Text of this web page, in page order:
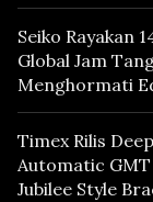
Seiko Rayakan
Global Jam
Menghormati
Mencerminkan
Timex Rilis
Automatic
Jubilee Style